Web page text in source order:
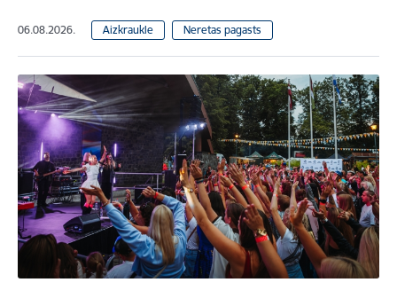
06.08.2026. Aizkraukle Neretas pagasts